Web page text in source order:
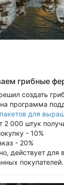
грибные
создать
программа
пакетов для
2 000 штук
- 10%
- 20%
действует для
покупателей.